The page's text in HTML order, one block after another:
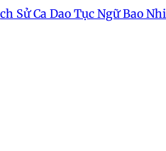
SửCa Dao Tục NgữBao